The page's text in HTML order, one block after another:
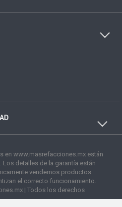
en www.masrefacciones.mx están
detalles de la garantía están
vendemos productos
el correcto funcionamiento.
| Todos los derechos